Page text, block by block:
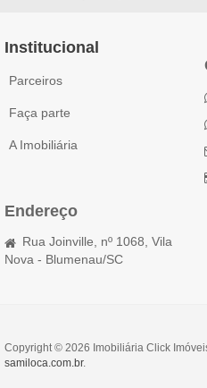
Institucional
Parceiros
Faça parte
A Imobiliária
Endereço
Rua Joinville, nº 1068, Vila
Nova - Blumenau/SC
Copyright © 2026 Imobiliária Click
samiloca.com.br.